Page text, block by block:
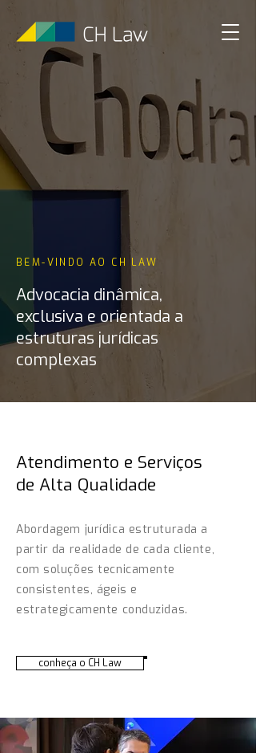
BEM-VINDO AO CH LAW
Advocacia dinâmica,
exclusiva e orientada a
estruturas jurídicas
complexas
Atendimento e Serviços
de Alta Qualidade
Abordagem jurídica estruturada a
partir da realidade de cada cliente,
com soluções tecnicamente
consistentes, ágeis e
estrategicamente conduzidas.
conheça o CH Law